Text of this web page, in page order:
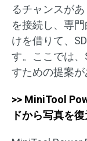
るチャンスが
を接続し、専
けを借りて、
す。ここでは
すための提案が
>> MiniTool
ドから写真を